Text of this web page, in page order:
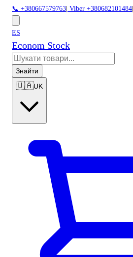
📞 +380667579763 Viber +380682101484
ES
Econom Stock
Знайти
🇺🇦UK